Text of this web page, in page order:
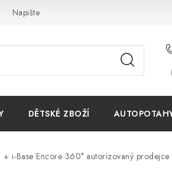
Napište nám
DĚTSKÉ ZBOŽÍ
i-Base Encore 360° autorizovaný prodejce